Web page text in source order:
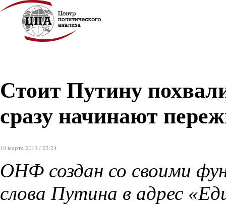
Стоит Путину
сразу начинают
10 марта 2013 / 22:24
ОНФ создан со своими
слова Путина в адрес